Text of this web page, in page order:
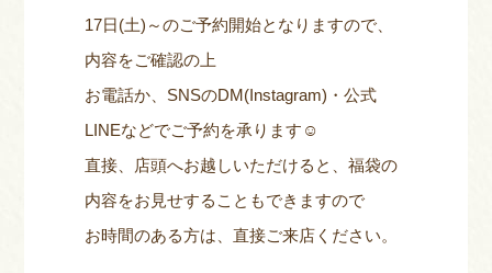
17日(土)～のご予約開始となりますので、
内容をご確認の上
お電話か、SNSのDM(Instagram)・公式
LINEなどでご予約を承ります☺
直接、店頭へお越しいただけると、福袋の
内容をお見せすることもできますので
お時間のある方は、直接ご来店ください。